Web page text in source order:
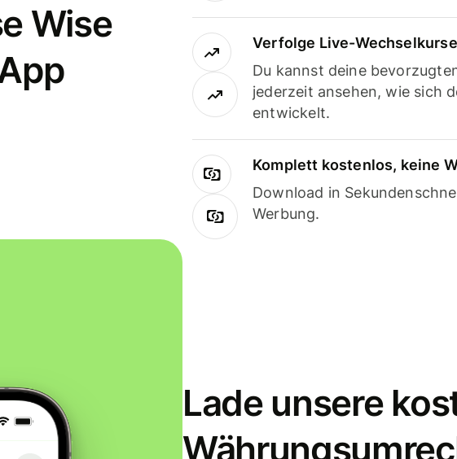
Wise
Verfolge Live-Wechselkurse
Du kannst deine
jederzeit ansehen, wie sich
entwickelt.
Komplett kostenlos, keine
Download in
Werbung.
Lade unsere